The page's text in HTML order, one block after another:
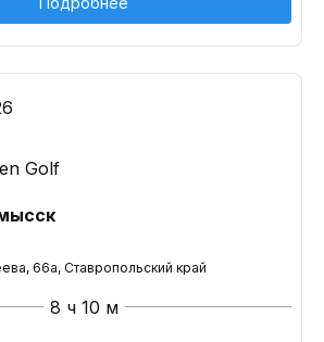
Golf
66а, Ставропольский край
8 ч 10 м